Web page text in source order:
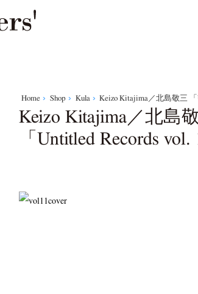
Home Shop Kula Keizo Kitajima／北島敬三 「
Keizo Kitajima／北島
「Untitled Records vol.